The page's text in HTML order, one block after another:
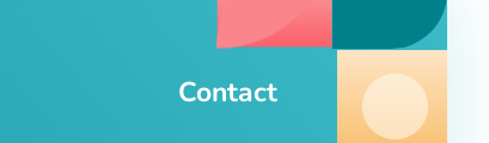
Contact